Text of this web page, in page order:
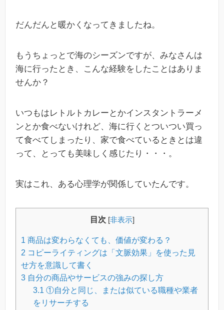
だんだんと暖かくなってきましたね。
もうちょっとで海のシーズンですが、みなさんは
海に行ったとき、こんな経験をしたことはありま
せんか？
いつもはレトルトカレーとかインスタントラーメ
ンとか食べないけれど、海に行くとついつい買っ
て食べてしまったり、家で食べているときとは違
って、とっても美味しく感じたり・・・。
実はこれ、ある心理学が関係していたんです。
目次 [非表示]
1 商品は変わらなくても、価値が変わる？
2 コピーライティングは「文脈効果」を使った見
せ方を意識して書く
3 自分の商品やサービスの強みの探し方
3.1 ①自分と同じ、または似ている職種や業者
をリサーチする